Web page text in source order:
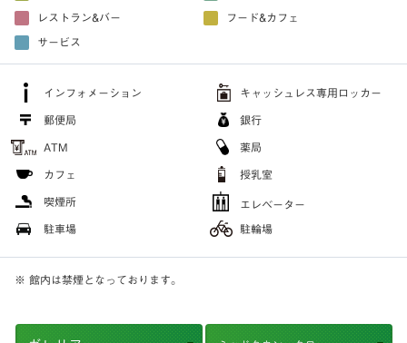
レストラン&バー フード&カフェ
サービス
インフォメーション キャッシュレス専用ロッカー
郵便局 銀行
ATM 薬局
カフェ 授乳室
喫煙所 エレベーター
駐車場 駐輪場
※ 館内は禁煙となっております。